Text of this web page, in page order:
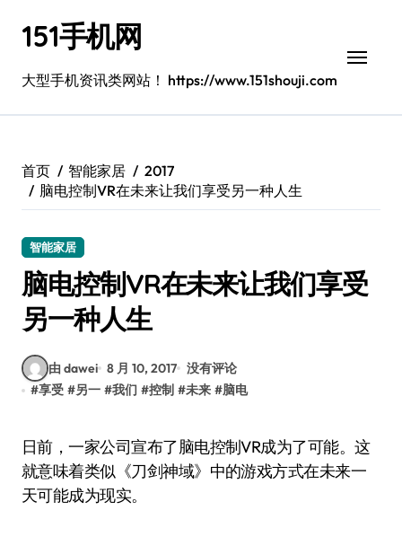
151手机网
大型手机资讯类网站！ https://www.151shouji.com
首页 智能家居
2017
脑电控制VR在未来让我们享受另一种人生
智能家居
脑电控制VR在未来让我们享受
另一种人生
由 dawei 8 月 10, 2017 没有评论
#享受 #另一 #我们 #控制 #未来 #脑电
日前，一家公司宣布了脑电控制VR成为了可能。这
就意味着类似《刀剑神域》中的游戏方式在未来一
天可能成为现实。